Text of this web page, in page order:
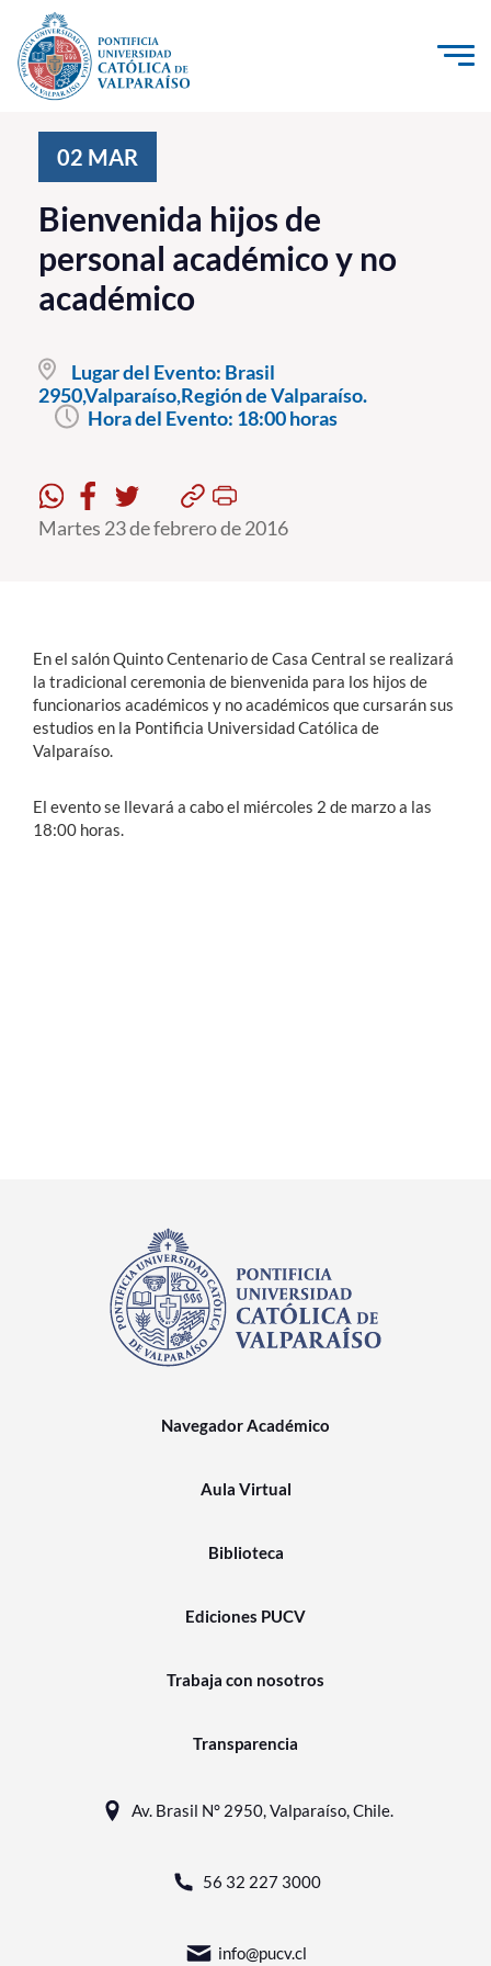
Click acá para ir directamente al contenido
Investigación, Creación e Innovación
PUCV Internacional
Vinculación con el Medio
Pregrado
Postgrado
Formación Continua
Alumni
English
02 MAR
Bienvenida hijos de
personal académico y no
académico
Lugar del Evento: Brasil
2950,Valparaíso,Región de Valparaíso.
Hora del Evento: 18:00 horas
Martes 23 de febrero de 2016
En el salón Quinto Centenario de Casa Central se realizará
la tradicional ceremonia de bienvenida para los hijos de
funcionarios académicos y no académicos que cursarán sus
estudios en la Pontificia Universidad Católica de
Valparaíso.
El evento se llevará a cabo el miércoles 2 de marzo a las
18:00 horas.
Navegador Académico
Aula Virtual
Biblioteca
Ediciones PUCV
Trabaja con nosotros
Transparencia
Av. Brasil N° 2950, Valparaíso, Chile.
56 32 227 3000
info@pucv.cl